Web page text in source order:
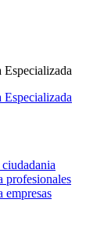
profesionales
empresas